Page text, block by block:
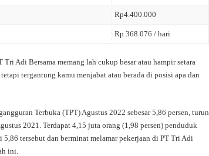
Rp4.400.000
Rp 368.076 / hari
Adi Bersama memang lah cukup besar atau hampir setara
tergantung kamu menjabat atau berada di posisi apa dan
Terbuka (TPT) Agustus 2022 sebesar 5,86 persen, turun
2021. Terdapat 4,15 juta orang (1,98 persen) penduduk
tersebut dan berminat melamar pekerjaan di PT Tri Adi
ini.